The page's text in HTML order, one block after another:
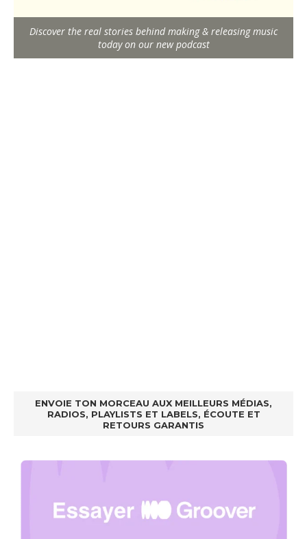
Discover the real stories behind making & releasing music
today on our new podcast
ENVOIE TON MORCEAU AUX MEILLEURS MÉDIAS,
RADIOS, PLAYLISTS ET LABELS, ÉCOUTE ET
RETOURS GARANTIS